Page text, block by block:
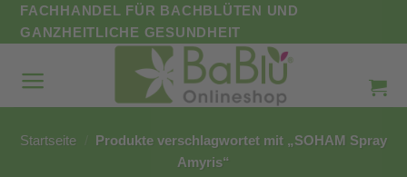
Zum
Inhalt
FACHHANDEL FÜR BACHBLÜTEN UND
GANZHEITLICHE GESUNDHEIT
Startseite
Produkte verschlagwortet mit „SOHAM Spray
Amyris“